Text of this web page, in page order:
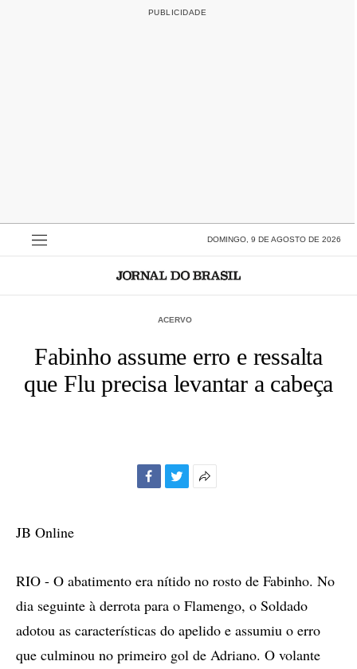
DOMINGO, 9 DE AGOSTO DE 2026
ACERVO
Fabinho assume erro e ressalta
que Flu precisa levantar a cabeça
JB Online
RIO - O abatimento era nítido no rosto de Fabinho. No
dia seguinte à derrota para o Flamengo, o Soldado
adotou as características do apelido e assumiu o erro
que culminou no primeiro gol de Adriano. O volante